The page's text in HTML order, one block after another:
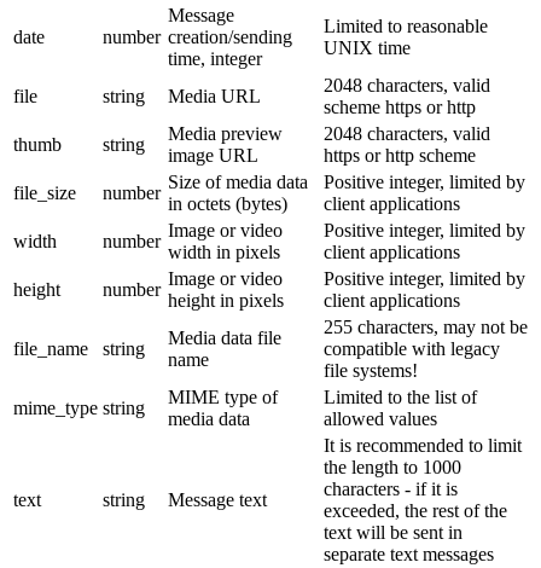
date number
Message
creation/sending
time, integer
Limited to reasonable
UNIX time
file string Media URL
2048 characters, valid
scheme https or http
thumb
string
Media preview
image URL
2048 characters, valid
https or http scheme
file_size
number
Size of media data
in octets (bytes)
Positive integer, limited by
client applications
width
number
Image or video
width in pixels
Positive integer, limited by
client applications
height
number
Image or video
height in pixels
Positive integer, limited by
client applications
file_name string
Media data file
name
255 characters, may not be
compatible with legacy
file systems!
mime_type string
MIME type of
media data
Limited to the list of
allowed values
text string Message text
It is recommended to limit
the length to 1000
characters - if it is
exceeded, the rest of the
text will be sent in
separate text messages